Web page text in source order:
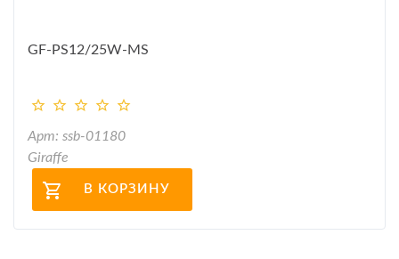
GF-PS12/25W-MS
Арт: ssb-01180
Giraffe
В КОРЗИНУ